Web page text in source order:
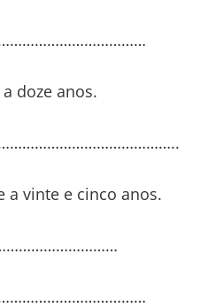
doze anos.
a vinte e cinco anos.